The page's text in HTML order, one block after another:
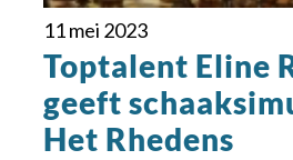
11 mei 2023
Toptalent Eline
geeft
Het Rhedens